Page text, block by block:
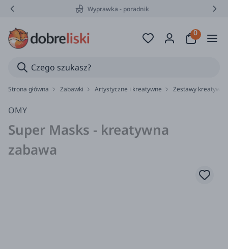
Wyprawka - poradnik
Strona główna Zabawki Artystyczne i kreatywne Zestawy kreatywne
OMY
Super Masks - kreatywna
zabawa